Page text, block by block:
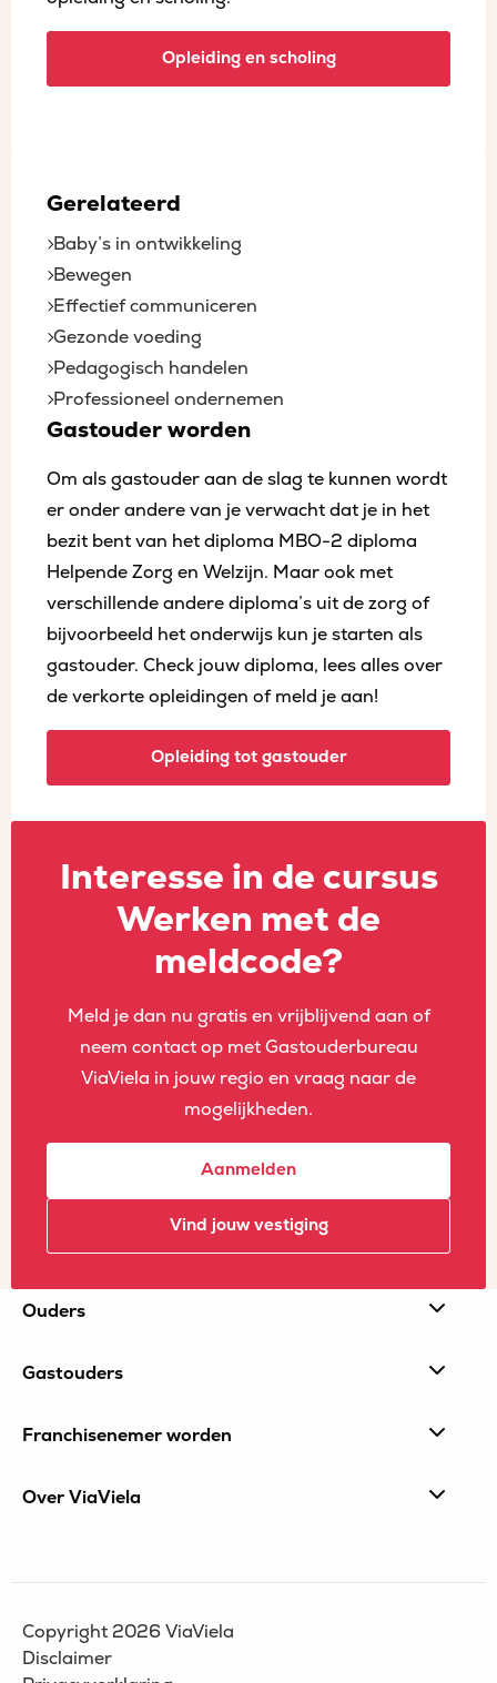
Opleiding en scholing
Gerelateerd
Baby’s in ontwikkeling
Bewegen
Effectief communiceren
Gezonde voeding
Pedagogisch handelen
Professioneel ondernemen
Gastouder worden
Om als gastouder aan de slag te kunnen wordt
er onder andere van je verwacht dat je in het
bezit bent van het diploma MBO-2 diploma
Helpende Zorg en Welzijn. Maar ook met
verschillende andere diploma’s uit de zorg of
bijvoorbeeld het onderwijs kun je starten als
gastouder. Check jouw diploma, lees alles over
de verkorte opleidingen of meld je aan!
Opleiding tot gastouder
Interesse in de cursus
Werken met de
meldcode?
Meld je dan nu gratis en vrijblijvend aan of
neem contact op met Gastouderbureau
ViaViela in jouw regio en vraag naar de
mogelijkheden.
Aanmelden
Vind jouw vestiging
Site
footer
Ouders
Gastouders
Franchisenemer worden
Over ViaViela
Copyright 2026 ViaViela
Disclaimer